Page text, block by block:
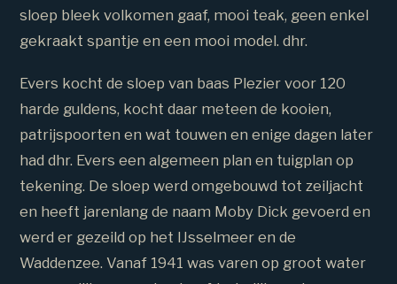
sloep bleek volkomen gaaf, mooi teak, geen enkel
gekraakt spantje en een mooi model. dhr.
Evers kocht de sloep van baas Plezier voor 120
harde guldens, kocht daar meteen de kooien,
patrijspoorten en wat touwen en enige dagen later
had dhr. Evers een algemeen plan en tuigplan op
tekening. De sloep werd omgebouwd tot zeiljacht
en heeft jarenlang de naam Moby Dick gevoerd en
werd er gezeild op het IJsselmeer en de
Waddenzee. Vanaf 1941 was varen op groot water